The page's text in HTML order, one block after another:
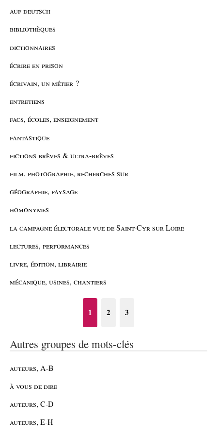
auf deutsch
bibliothèques
dictionnaires
écrire en prison
écrivain, un métier ?
entretiens
facs, écoles, enseignement
fantastique
fictions brèves & ultra-brèves
film, photographie, recherches sur
géographie, paysage
homonymes
la campagne électorale vue de Saint-Cyr sur Loire
lectures, performances
livre, édition, librairie
mécanique, usines, chantiers
1 2 3
Autres groupes de mots-clés
auteurs, A-B
à vous de dire
auteurs, C-D
auteurs, E-H